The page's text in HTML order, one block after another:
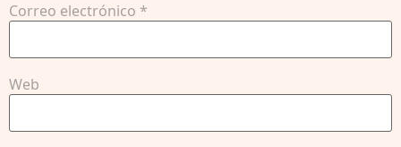
Correo electrónico *
Web